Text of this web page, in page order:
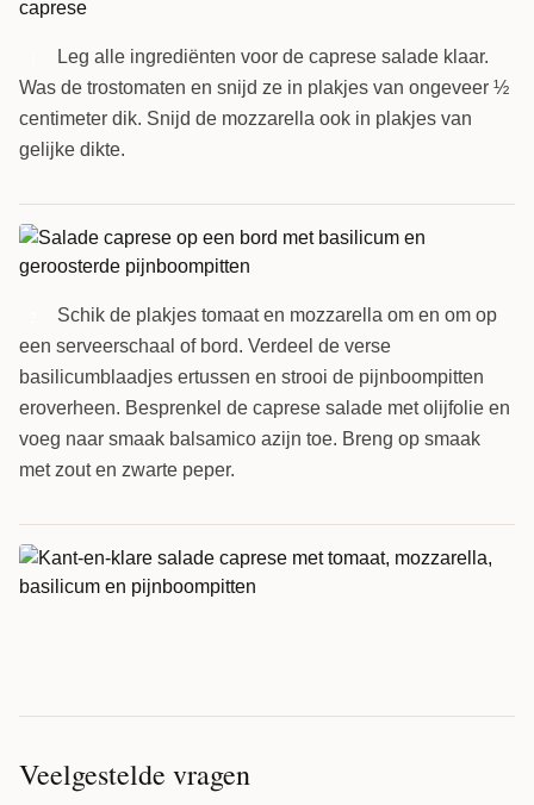
Leg alle ingrediënten voor de caprese salade klaar.
Was de trostomaten en snijd ze in plakjes van ongeveer ½
centimeter dik. Snijd de mozzarella ook in plakjes van
gelijke dikte.
Schik de plakjes tomaat en mozzarella om en om op
een serveerschaal of bord. Verdeel de verse
basilicumblaadjes ertussen en strooi de pijnboompitten
eroverheen. Besprenkel de caprese salade met olijfolie en
voeg naar smaak balsamico azijn toe. Breng op smaak
met zout en zwarte peper.
Veelgestelde vragen